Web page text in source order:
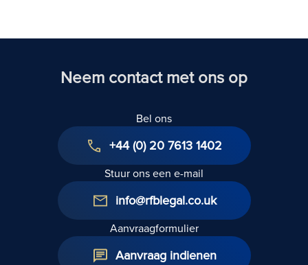
Neem contact met ons op
Bel ons
+44 (0) 20 7613 1402
Stuur ons een e-mail
info@rfblegal.co.uk
Aanvraagformulier
Aanvraag indienen